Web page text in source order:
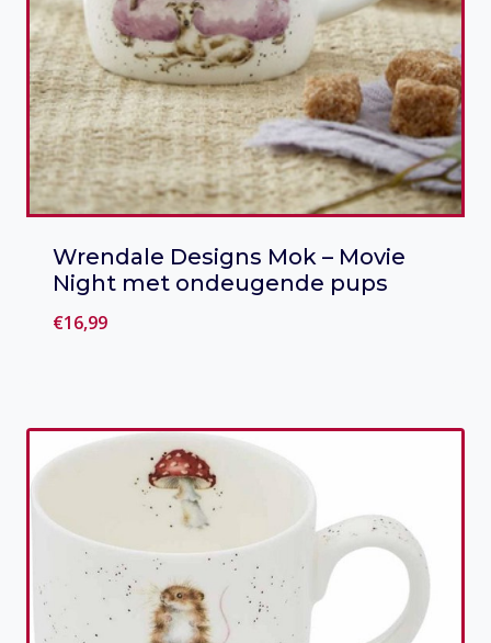
Wrendale Designs Mok – Movie
Night met ondeugende pups
€16,99